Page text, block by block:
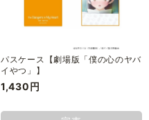
パスケース【劇場版「僕の心のヤバ
イやつ」】
1,430円